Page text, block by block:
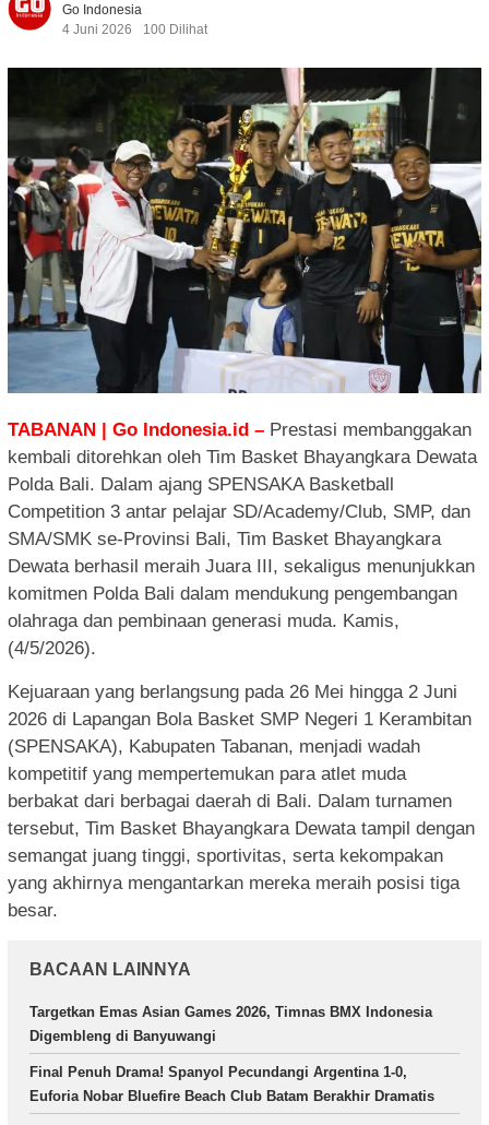
Go Indonesia
4 Juni 2026
100 Dilihat
TABANAN | Go Indonesia.id – Prestasi membanggakan
kembali ditorehkan oleh Tim Basket Bhayangkara Dewata
Polda Bali. Dalam ajang SPENSAKA Basketball
Competition 3 antar pelajar SD/Academy/Club, SMP, dan
SMA/SMK se-Provinsi Bali, Tim Basket Bhayangkara
Dewata berhasil meraih Juara III, sekaligus menunjukkan
komitmen Polda Bali dalam mendukung pengembangan
olahraga dan pembinaan generasi muda. Kamis,
(4/5/2026).
Kejuaraan yang berlangsung pada 26 Mei hingga 2 Juni
2026 di Lapangan Bola Basket SMP Negeri 1 Kerambitan
(SPENSAKA), Kabupaten Tabanan, menjadi wadah
kompetitif yang mempertemukan para atlet muda
berbakat dari berbagai daerah di Bali. Dalam turnamen
tersebut, Tim Basket Bhayangkara Dewata tampil dengan
semangat juang tinggi, sportivitas, serta kekompakan
yang akhirnya mengantarkan mereka meraih posisi tiga
besar.
BACAAN LAINNYA
Targetkan Emas Asian Games 2026, Timnas BMX Indonesia
Digembleng di Banyuwangi
Final Penuh Drama! Spanyol Pecundangi Argentina 1-0,
Euforia Nobar Bluefire Beach Club Batam Berakhir Dramatis